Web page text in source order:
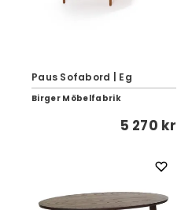
Paus Sofabord | Eg
Birger Möbelfabrik
5 270 kr